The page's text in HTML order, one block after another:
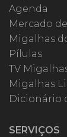
Agenda
Mercado
Migalhas
Pílulas
TV
Migalhas
Dicionário
SERVIÇOS